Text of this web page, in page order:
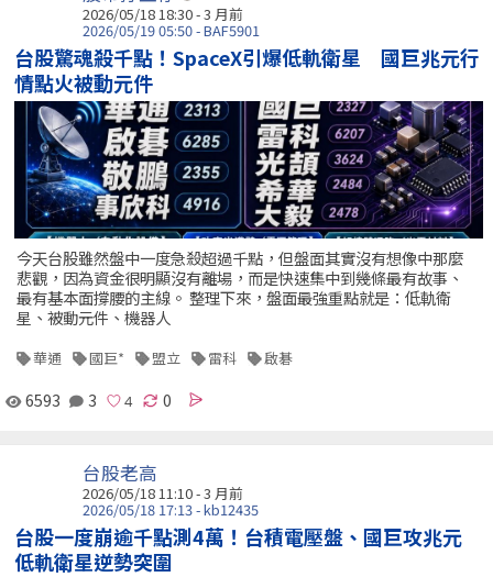
2026/05/18 18:30 - 3 月前
2026/05/19 05:50 - BAF5901
台股驚魂殺千點！SpaceX引爆低軌衛星 國巨兆元行
情點火被動元件
今天台股雖然盤中一度急殺超過千點，但盤面其實沒有想像中那麼
悲觀，因為資金很明顯沒有離場，而是快速集中到幾條最有故事、
最有基本面撐腰的主線。 整理下來，盤面最強重點就是：低軌衛
星、被動元件、機器人
華通 國巨* 盟立 雷科 啟碁
6593 3 0
台股老高
2026/05/18 11:10 - 3 月前
2026/05/18 17:13 - kb12435
台股一度崩逾千點測4萬！台積電壓盤、國巨攻兆元
低軌衛星逆勢突圍